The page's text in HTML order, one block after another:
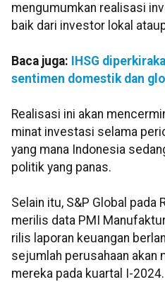
mengumumkan realisasi
baik dari investor lokal
Baca juga:
IHSG
sentimen domestik dan
Realisasi ini akan
minat investasi selama
yang mana Indonesia
politik yang panas.
Selain itu, S&P Global pada
merilis data PMI
rilis laporan keuangan
sejumlah perusahaan akan
mereka pada kuartal I-2024.